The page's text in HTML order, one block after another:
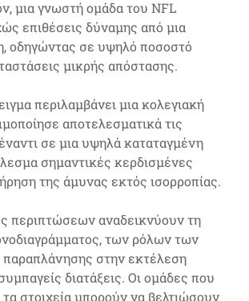
μια γνωστή ομάδα του NFL
επιθέσεις δύναμης από μια
οδηγώντας σε υψηλό ποσοστό
μικρής απόστασης.
περιλαμβάνει μια κολεγιακή
αποτελεσματικά τις
σε μια υψηλά καταταγμένη
σημαντικές κερδισμένες
της άμυνας εκτός ισορροπίας.
περιπτώσεων αναδεικνύουν τη
των ρόλων των
παραπλάνησης στην εκτέλεση
διατάξεις. Οι ομάδες που
στοιχεία μπορούν να βελτιώσουν